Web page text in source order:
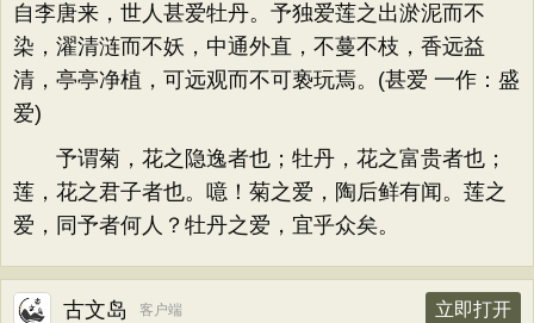
自李唐来，世人甚爱牡丹。予独爱莲之出淤泥而不
染，濯清涟而不妖，中通外直，不蔓不枝，香远益
清，亭亭净植，可远观而不可亵玩焉。(甚爱 一作：盛
爱)
予谓菊，花之隐逸者也；牡丹，花之富贵者也；
莲，花之君子者也。噫！菊之爱，陶后鲜有闻。莲之
爱，同予者何人？牡丹之爱，宜乎众矣。
古文岛 客户端 立即打开